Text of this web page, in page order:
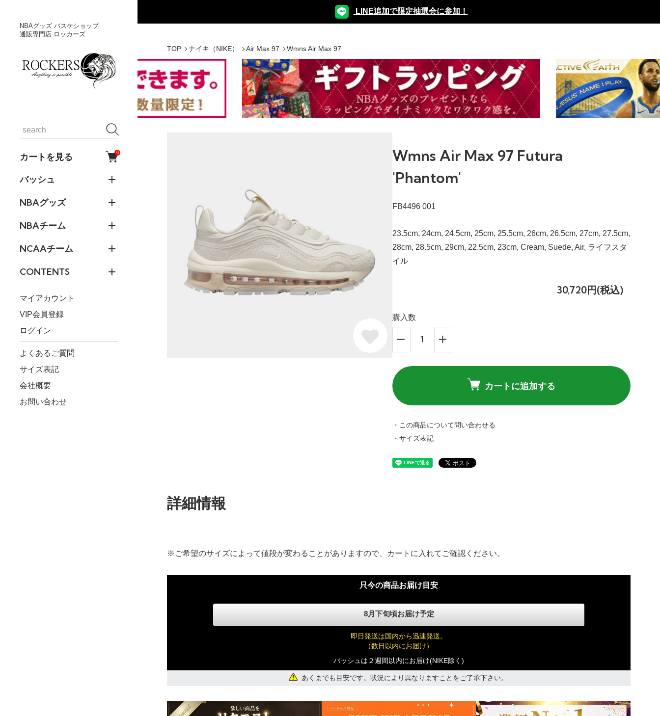
NBAグッズ バスケショップ
通販専門店 ロッカーズ
カートを見る 0
バッシュ
NBAグッズ
NBAチーム
NCAAチーム
CONTENTS
マイアカウント
VIP会員登録
ログイン
よくあるご質問
サイズ表記
会社概要
お問い合わせ
LINE追加で限定抽選会に参加！
TOP ナイキ（NIKE） Air Max 97 Wmns Air Max 97
Wmns Air Max 97 Futura
'Phantom'
FB4496 001
23.5cm, 24cm, 24.5cm, 25cm, 25.5cm, 26cm, 26.5cm, 27cm, 27.5cm,
28cm, 28.5cm, 29cm, 22.5cm, 23cm, Cream, Suede, Air, ライフスタ
イル
30,720円(税込)
購入数
カートに追加する
・この商品について問い合わせる
・サイズ表記
詳細情報
※ご希望のサイズによって値段が変わることがありますので、カートに入れてご確認ください。
只今の商品お届け目安
8月下旬頃お届け予定
即日発送は国内から迅速発送。
（数日以内にお届け）
バッシュは２週間以内にお届け(NIKE除く)
あくまでも目安です。状況により異なりますことをご了承下さい。